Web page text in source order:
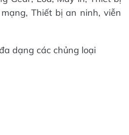
Thiết bị an ninh, viễn
dạng các chủng loại